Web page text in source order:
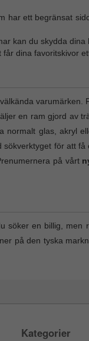
har ett begränsat
kan du skydda dina
dina favoritskivor
varumärken.
en ram gjord av
glas, akryl
sökverktyget för att
på vårt
söker en billig, men
på den tyska
Kategorier